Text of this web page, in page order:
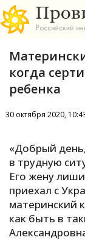
А
Б
В
когда
ребенка
30 октября 2020,
«Добрый
в трудную
Его жену
приехал с
материнский
как быть в